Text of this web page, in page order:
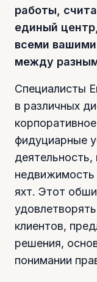
работы,
единый
всеми
между
Специалисты
в различных
фидуциарные
недвижимость
яхт. Этот
клиентов,
решения,
понимании